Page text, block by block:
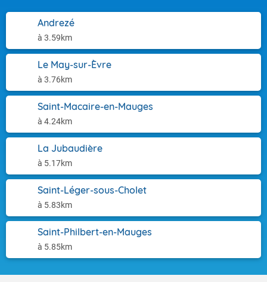
Andrezé
à 3.59km
Le May-sur-Èvre
à 3.76km
Saint-Macaire-en-Mauges
à 4.24km
La Jubaudière
à 5.17km
Saint-Léger-sous-Cholet
à 5.83km
Saint-Philbert-en-Mauges
à 5.85km